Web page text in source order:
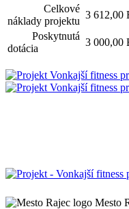
Celkové
náklady projektu
3 612,00
Poskytnutá
dotácia
3 000,00
Mesto